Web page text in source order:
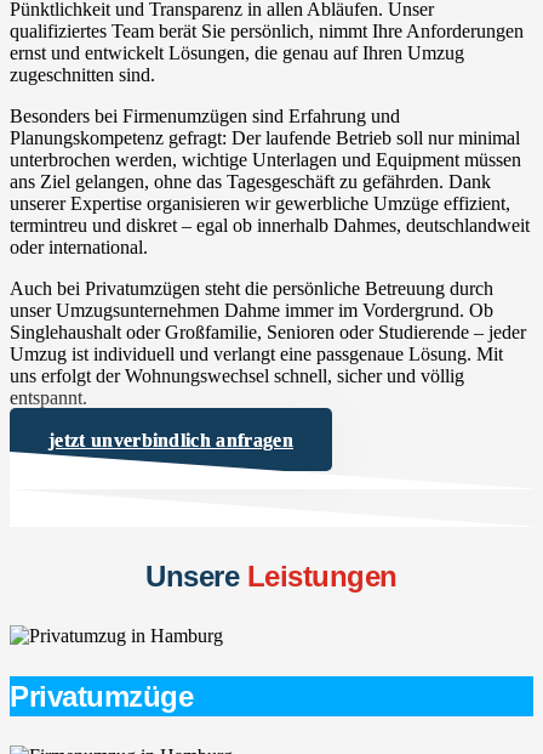
Pünktlichkeit und Transparenz in allen Abläufen. Unser
qualifiziertes Team berät Sie persönlich, nimmt Ihre Anforderungen
ernst und entwickelt Lösungen, die genau auf Ihren Umzug
zugeschnitten sind.
Besonders bei Firmenumzügen sind Erfahrung und
Planungskompetenz gefragt: Der laufende Betrieb soll nur minimal
unterbrochen werden, wichtige Unterlagen und Equipment müssen
ans Ziel gelangen, ohne das Tagesgeschäft zu gefährden. Dank
unserer Expertise organisieren wir gewerbliche Umzüge effizient,
termintreu und diskret – egal ob innerhalb Dahmes, deutschlandweit
oder international.
Auch bei Privatumzügen steht die persönliche Betreuung durch
unser Umzugsunternehmen Dahme immer im Vordergrund. Ob
Singlehaushalt oder Großfamilie, Senioren oder Studierende – jeder
Umzug ist individuell und verlangt eine passgenaue Lösung. Mit
uns erfolgt der Wohnungswechsel schnell, sicher und völlig
entspannt.
jetzt unverbindlich anfragen
UnsereLeistungen
Privatumzüge